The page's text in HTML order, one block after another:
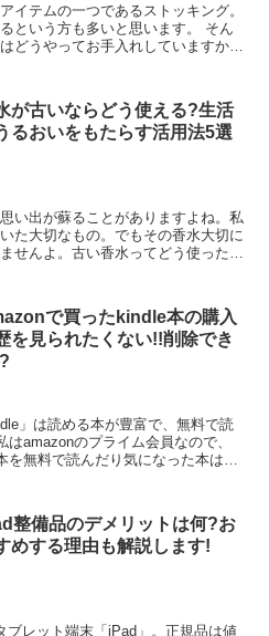
イテムの一つであるストッキング。
という方も多いと思います。 そん
どうやってお手入れしていますか?
が古いならどう使える?生活
るおいをもたらす活用法5選
い出が蘇ることがありますよね。私
た大切なもの。でもその香水大切に
せんよ。古い香水ってどう使ったら
で買ったkindle本の購入
を見られたくない!!削除でき
」は読める本が豊富で、無料で読
amazonのプライム会員なので、
を無料で読んだり気になった本は購
整備品のデメリットは何?お
めする理由も解説します!
ブレット端末「iPad」。正規品は値